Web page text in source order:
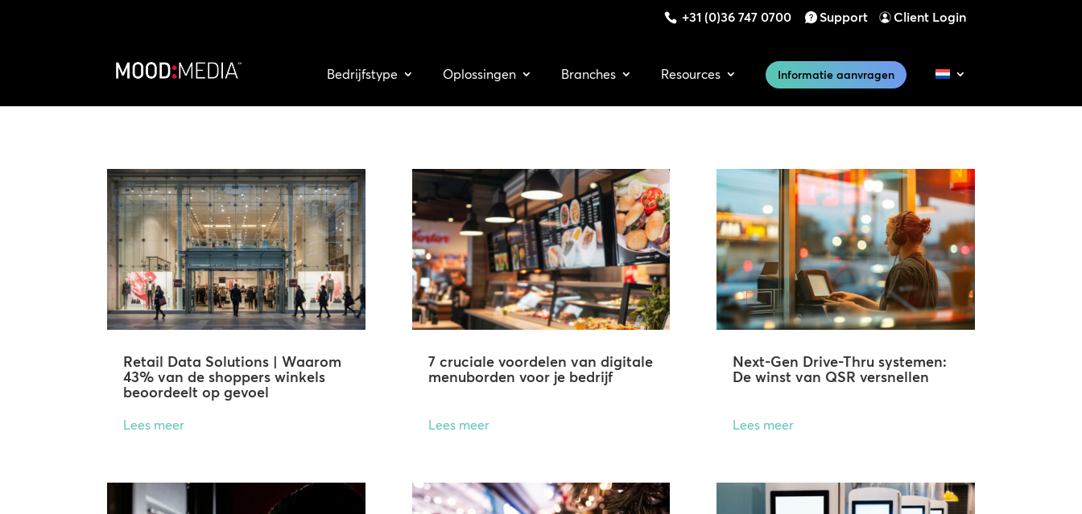
+31 (0)36 747 0700 Support Client Login
Bedrijfstype Oplossingen Branches Resources Informatie aanvragen
Retail Data Solutions | Waarom
43% van de shoppers winkels
beoordeelt op gevoel
Lees meer
7 cruciale voordelen van digitale
menuborden voor je bedrijf
Lees meer
Next-Gen Drive-Thru systemen:
De winst van QSR versnellen
Lees meer